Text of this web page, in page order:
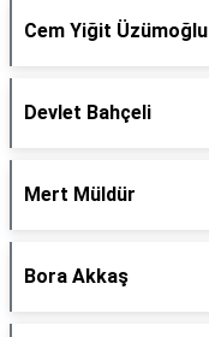
Cem Yiğit Üzümoğlu
Devlet Bahçeli
Mert Müldür
Bora Akkaş